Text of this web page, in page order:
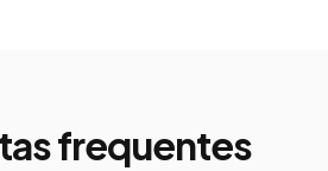
frequentes